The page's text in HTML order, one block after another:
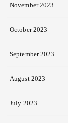
November 2023
October 2023
September 2023
August 2023
July 2023